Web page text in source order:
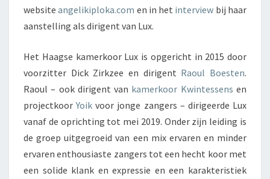
websiteangelikiploka.com en in het interview bij haar
aanstelling als dirigent van Lux.
Het Haagse kamerkoor Lux is opgericht in 2015 door
voorzitter Dick Zirkzee en dirigent Raoul Boesten.
Raoul – ook dirigent van kamerkoor Kwintessens en
projectkoorYoik voor jonge zangers – dirigeerde Lux
vanaf de oprichting tot mei 2019. Onder zijn leiding is
de groep uitgegroeid van een mix ervaren en minder
ervaren enthousiaste zangers tot een hecht koor met
een solide klank en expressie en een karakteristiek